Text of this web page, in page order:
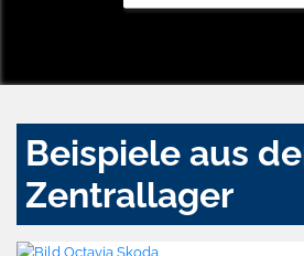
Beispiele aus
Zentrallager